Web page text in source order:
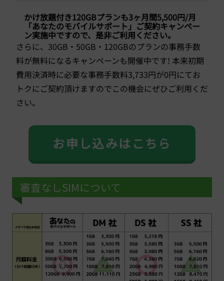
かけ放題付き120GBプランも3ヶ月間5,500円/月
「あなたのモバイルサポート」ご契約キャンペー
ン実施中ですので、是非ご利用ください。
さらに、30GB・50GB・120GBのプランの事務手数
料が無料になるキャンペーンも開催中です! 本来初期
費用決済時に必要な事務手数料3,733円が0円にてお
トクにご契約頂けますのでこの機会にぜひご利用くだ
さい。
お申し込みはこちら
審査なしSIMについて